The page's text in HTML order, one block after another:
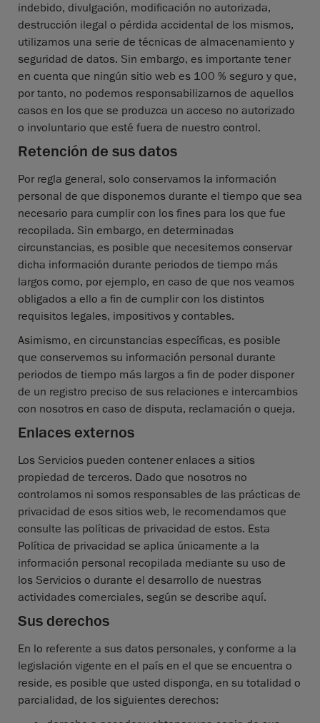
indebido, divulgación, modificación no autorizada,
destrucción ilegal o pérdida accidental de los mismos,
utilizamos una serie de técnicas de almacenamiento y
seguridad de datos. Sin embargo, es importante tener
en cuenta que ningún sitio web es 100 % seguro y que,
por tanto, no podemos responsabilizarnos de aquellos
casos en los que se produzca un acceso no autorizado
o involuntario que esté fuera de nuestro control.
Retención de sus datos
Por regla general, solo conservamos la información
personal de que disponemos durante el tiempo que sea
necesario para cumplir con los fines para los que fue
recopilada. Sin embargo, en determinadas
circunstancias, es posible que necesitemos conservar
dicha información durante periodos de tiempo más
largos como, por ejemplo, en caso de que nos veamos
obligados a ello a fin de cumplir con los distintos
requisitos legales, impositivos y contables.
Asimismo, en circunstancias específicas, es posible
que conservemos su información personal durante
periodos de tiempo más largos a fin de poder disponer
de un registro preciso de sus relaciones e intercambios
con nosotros en caso de disputa, reclamación o queja.
Enlaces externos
Los Servicios pueden contener enlaces a sitios
propiedad de terceros. Dado que nosotros no
controlamos ni somos responsables de las prácticas de
privacidad de esos sitios web, le recomendamos que
consulte las políticas de privacidad de estos. Esta
Política de privacidad se aplica únicamente a la
información personal recopilada mediante su uso de
los Servicios o durante el desarrollo de nuestras
actividades comerciales, según se describe aquí.
Sus derechos
En lo referente a sus datos personales, y conforme a la
legislación vigente en el país en el que se encuentra o
reside, es posible que usted disponga, en su totalidad o
parcialidad, de los siguientes derechos: